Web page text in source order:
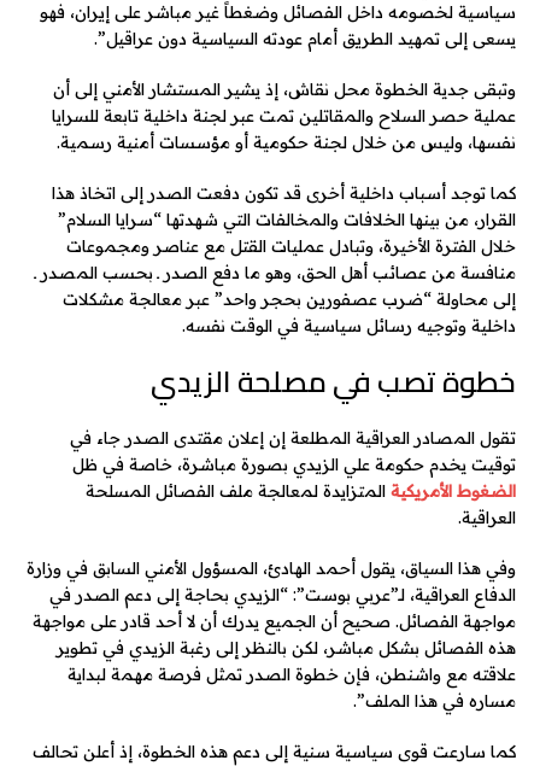
سياسية لخصومه داخل الفصائل وضغطاً غير مباشر على إيران، فهو
يسعى إلى تمهيد الطريق أمام عودته السياسية دون عراقيل”.
وتبقى جدية الخطوة محل نقاش، إذ يشير المستشار الأمني إلى أن
عملية حصر السلاح والمقاتلين تمت عبر لجنة داخلية تابعة للسرايا
نفسها، وليس من خلال لجنة حكومية أو مؤسسات أمنية رسمية.
كما توجد أسباب داخلية أخرى قد تكون دفعت الصدر إلى اتخاذ هذا
القرار، من بينها الخلافات والمخالفات التي شهدتها “سرايا السلام”
خلال الفترة الأخيرة، وتبادل عمليات القتل مع عناصر ومجموعات
منافسة من عصائب أهل الحق، وهو ما دفع الصدر ـ بحسب المصدر ـ
إلى محاولة “ضرب عصفورين بحجر واحد” عبر معالجة مشكلات
داخلية وتوجيه رسائل سياسية في الوقت نفسه.
خطوة تصب في مصلحة الزيدي
تقول المصادر العراقية المطلعة إن إعلان مقتدى الصدر جاء في
توقيت يخدم حكومة علي الزيدي بصورة مباشرة، خاصة في ظل
الضغوط الأمريكية المتزايدة لمعالجة ملف الفصائل المسلحة
العراقية.
وفي هذا السياق، يقول أحمد الهادئ، المسؤول الأمني السابق في وزارة
الدفاع العراقية، لـ”عربي بوست”: “الزيدي بحاجة إلى دعم الصدر في
مواجهة الفصائل. صحيح أن الجميع يدرك أن لا أحد قادر على مواجهة
هذه الفصائل بشكل مباشر، لكن بالنظر إلى رغبة الزيدي في تطوير
علاقته مع واشنطن، فإن خطوة الصدر تمثل فرصة مهمة لبداية
مساره في هذا الملف”.
كما سارعت قوى سياسية سنية إلى دعم هذه الخطوة، إذ أعلن تحالف